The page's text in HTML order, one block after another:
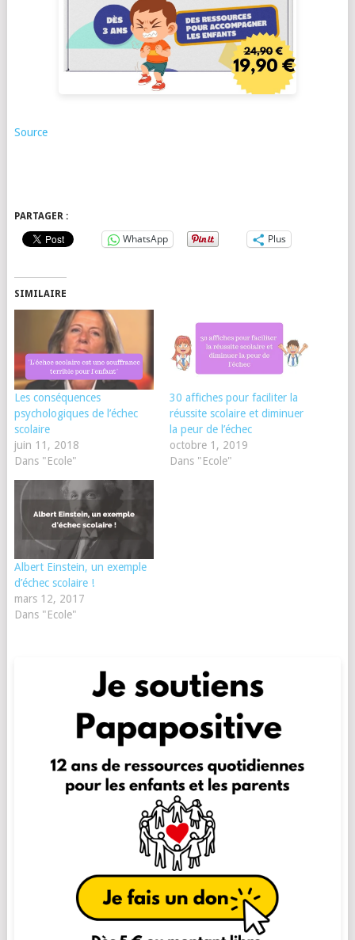
Source
PARTAGER :
WhatsApp Plus
SIMILAIRE
Les conséquences
psychologiques de l’échec
scolaire
juin 11, 2018
Dans "Ecole"
30 affiches pour faciliter la
réussite scolaire et diminuer
la peur de l’échec
octobre 1, 2019
Dans "Ecole"
Albert Einstein, un exemple
d’échec scolaire !
mars 12, 2017
Dans "Ecole"